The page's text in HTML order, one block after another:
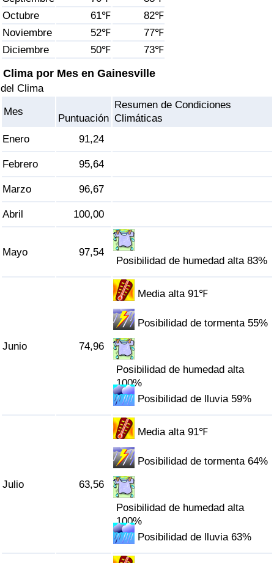
Octubre
61℉
82℉
Noviembre
52℉
77℉
Diciembre
50℉ 73℉
Clima por Mes en Gainesville
del Clima
Mes
Puntuación
Resumen de Condiciones
Climáticas
Enero
91,24
Febrero 95,64
Marzo 96,67
Abril 100,00
Mayo 97,54
Posibilidad de humedad alta 83%
Junio 74,96
Media alta 91℉
Posibilidad de tormenta 55%
Posibilidad de humedad alta
100%
Posibilidad de lluvia 59%
Julio 63,56
Media alta 91℉
Posibilidad de tormenta 64%
Posibilidad de humedad alta
100%
Posibilidad de lluvia 63%
Índice de criminalidad por país
Sanidad
Índice de Sanidad (Actual)
Contaminación
Índice de Contaminación (Actual)
Índice de Contaminación por País
Índice de Tráfico (Actual)
Índice de Tráfico por País